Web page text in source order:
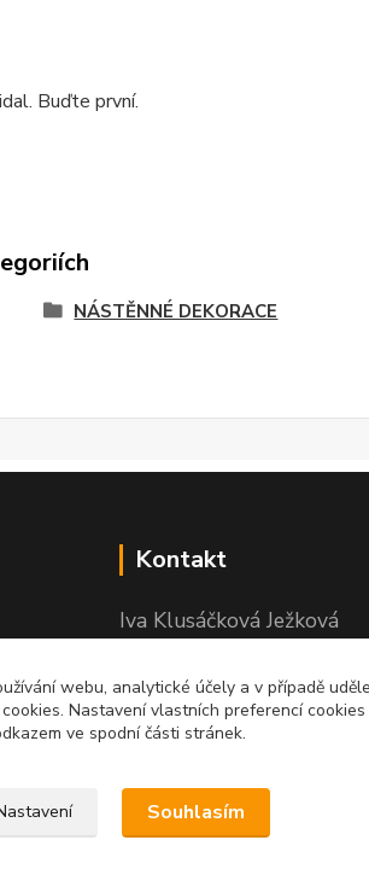
Buďte první.
NÁSTĚNNÉ DEKORACE
Kontakt
Iva Klusáčková Ježková
(po-pá 10.00-17.00hod)
webu, analytické účely a v případě
Nastavení vlastních preferencí
ve spodní části stránek.
Souhlasím